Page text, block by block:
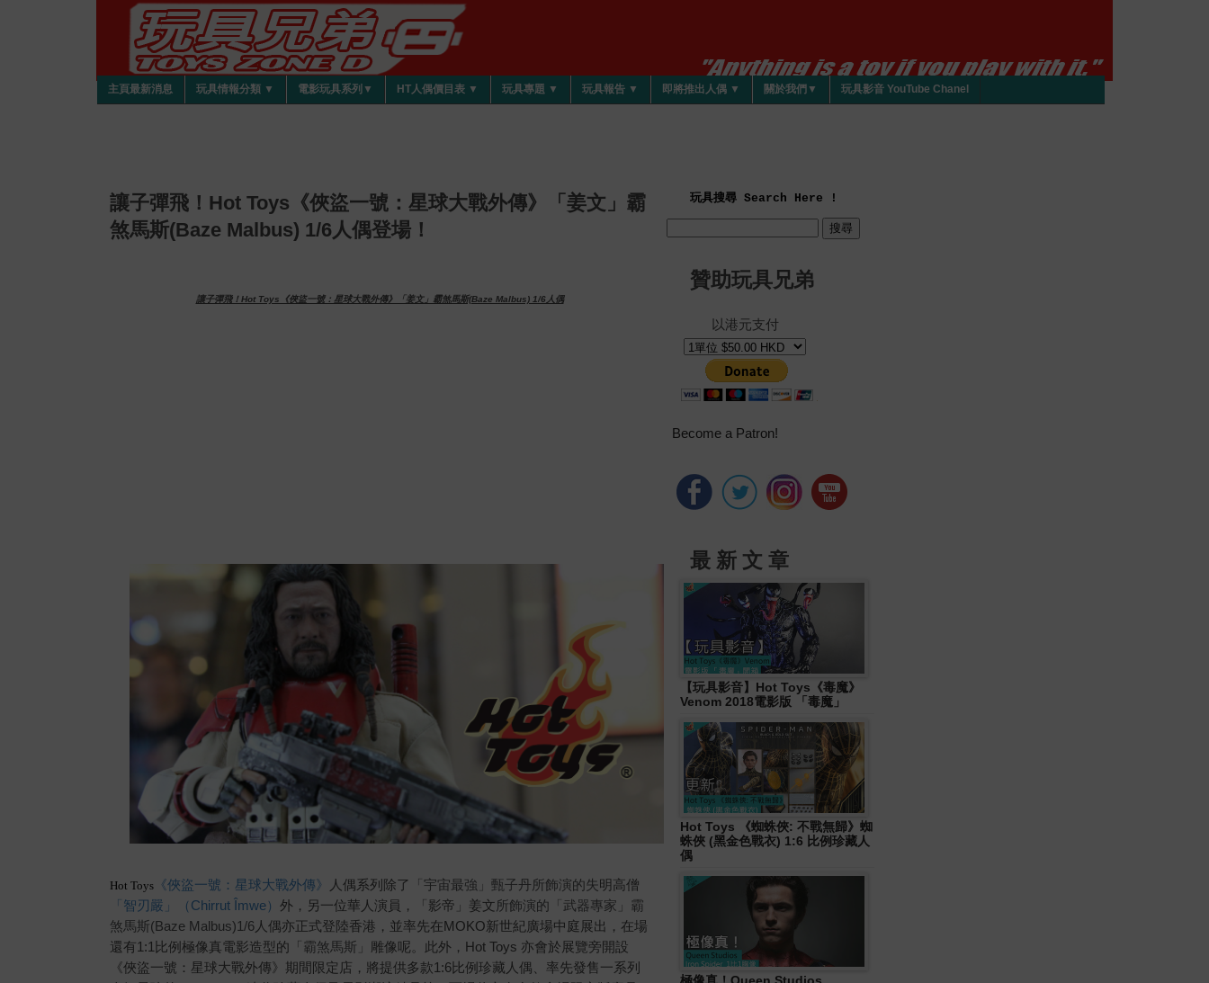
主頁最新消息 玩具情報分類 ▼ 電影玩具系列▼ HT人偶價目表 ▼ 玩具專題 ▼ 玩具報告 ▼ 即將推出人偶 ▼ 關於我們▼ 玩具影音 YouTube Chanel
讓子彈飛！Hot Toys《俠盜一號：星球大戰外傳》「姜文」霸
煞馬斯(Baze Malbus) 1/6人偶登場！
讓子彈飛！Hot Toys《俠盜一號：星球大戰外傳》「姜文」霸煞馬斯(Baze Malbus) 1/6人偶
Hot Toys 《俠盜一號：星球大戰外傳》 人偶系列除了 「 宇宙最強」 甄子丹所飾演的失明 高僧
「智刃嚴」（Chirrut Îmwe） 外，另一位華人演員，「影帝」姜文 所飾演的「武器專家」 霸
煞馬斯(Baze Malbus)1/6人偶亦正式登陸香港，並率先在MOKO新世紀廣場中庭展出，在場
還有1:1比例極像真電影造型的「 霸煞馬斯 」 雕像呢。 此外，Hot Toys 亦會於展覽旁開設
《俠盜一號：星球大戰外傳》期間限定店， 將提供多款1:6比例珍藏人偶、率先發售一系列
玩具搜尋 Search Here !
贊助玩具兄弟
以港元支付
Become a Patron!
最 新 文 章
【玩具影音】Hot Toys《毒魔》
Venom 2018電影版 「毒魔」
Hot Toys 《蜘蛛俠: 不戰無歸》蜘
蛛俠 (黑金色戰衣) 1:6 比例珍藏人
偶